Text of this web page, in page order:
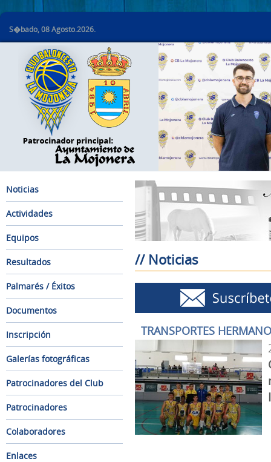
S�bado, 08 Agosto.2026.
Noticias
Actividades
Equipos
Resultados
Palmarés / Éxitos
Documentos
Inscripción
Galerías fotográficas
Patrocinadores del Club
Patrocinadores
Colaboradores
Enlaces
// Noticias
TRANSPORTES